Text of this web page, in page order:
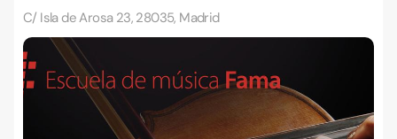
C/ Isla de Arosa 23, 28035, Madrid